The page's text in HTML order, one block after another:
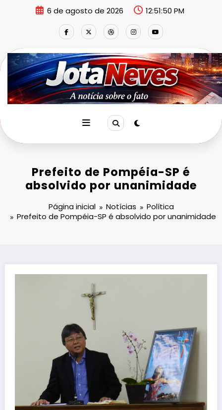
6 de agosto de 2026 12:51:50 PM
Prefeito de Pompéia-SP é
absolvido por unanimidade
Página inicial Notícias
Política
Prefeito de Pompéia-SP é absolvido por unanimidade